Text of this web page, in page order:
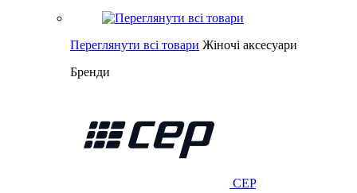
Переглянути всі товари Жіночі аксесуари
Бренди
CEP